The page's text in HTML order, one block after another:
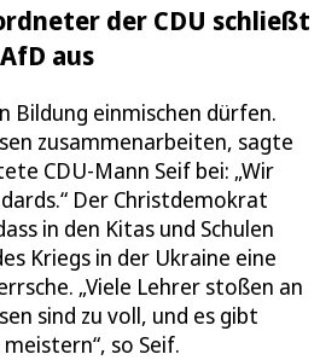
der CDU schließt
aus
Bildung einmischen dürfen.
zusammenarbeiten, sagte
CDU-Mann Seif bei: „Wir
Der Christdemokrat
in den Kitas und Schulen
Kriegs in der Ukraine eine
„Viele Lehrer stoßen an
sind zu voll, und es gibt
so Seif.